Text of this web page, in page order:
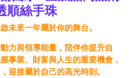
順絲手珠
未來一年屬於你的舞台。
力與領導能量，陪伴你提升自
事業、財富與人生的重要機會，
迎接屬於自己的高光時刻。